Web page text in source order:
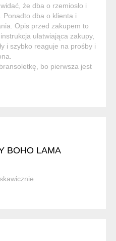
że dba o rzemiosło i
Ponadto dba o klienta i
Opis przed zakupem to
ułatwiająca zakupy,
i szybko reaguje na prośby i
bo pierwsza jest
BOHO LAMA